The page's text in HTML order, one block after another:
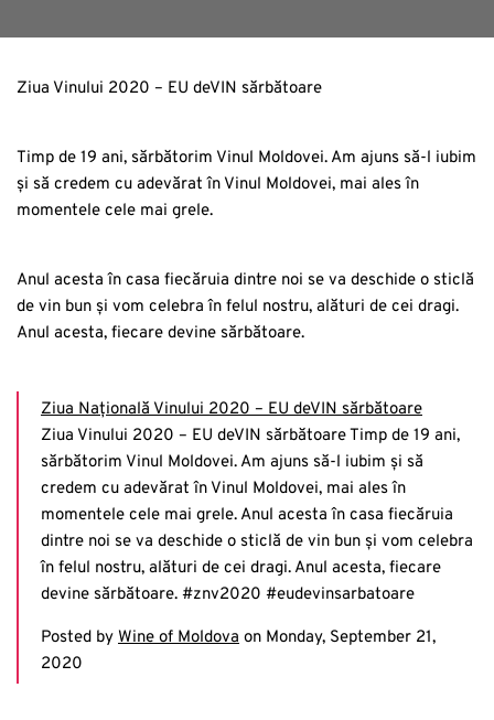
Ziua Vinului 2020 – EU deVIN sărbătoare
Timp de 19 ani, sărbătorim Vinul Moldovei. Am ajuns să-l iubim
și să credem cu adevărat în Vinul Moldovei, mai ales în
momentele cele mai grele.
Anul acesta în casa fiecăruia dintre noi se va deschide o sticlă
de vin bun și vom celebra în felul nostru, alături de cei dragi.
Anul acesta, fiecare devine sărbătoare.
Ziua Națională Vinului 2020 – EU deVIN sărbătoare
Ziua Vinului 2020 – EU deVIN sărbătoare Timp de 19 ani,
sărbătorim Vinul Moldovei. Am ajuns să-l iubim și să
credem cu adevărat în Vinul Moldovei, mai ales în
momentele cele mai grele. Anul acesta în casa fiecăruia
dintre noi se va deschide o sticlă de vin bun și vom celebra
în felul nostru, alături de cei dragi. Anul acesta, fiecare
devine sărbătoare. #znv2020 #eudevinsarbatoare
Posted by Wine of Moldova on Monday, September 21,
2020